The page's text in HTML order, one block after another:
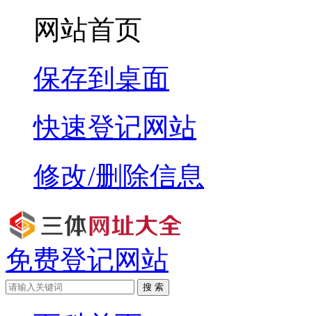
网站首页
保存到桌面
快速登记网站
修改/删除信息
免费登记网站
搜 索